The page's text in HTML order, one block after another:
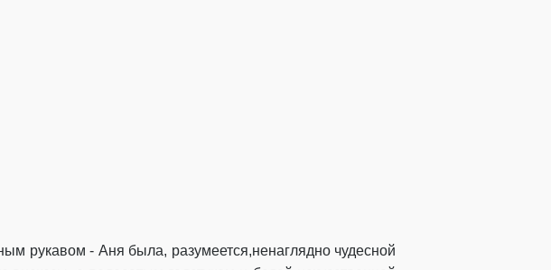
рукавом - Аня была, разумеется,ненаглядно чудесной